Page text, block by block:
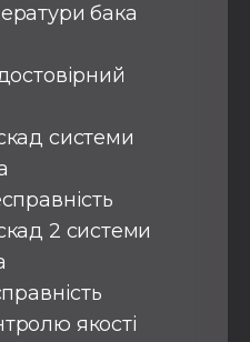
бака
системи
2 системи
якості